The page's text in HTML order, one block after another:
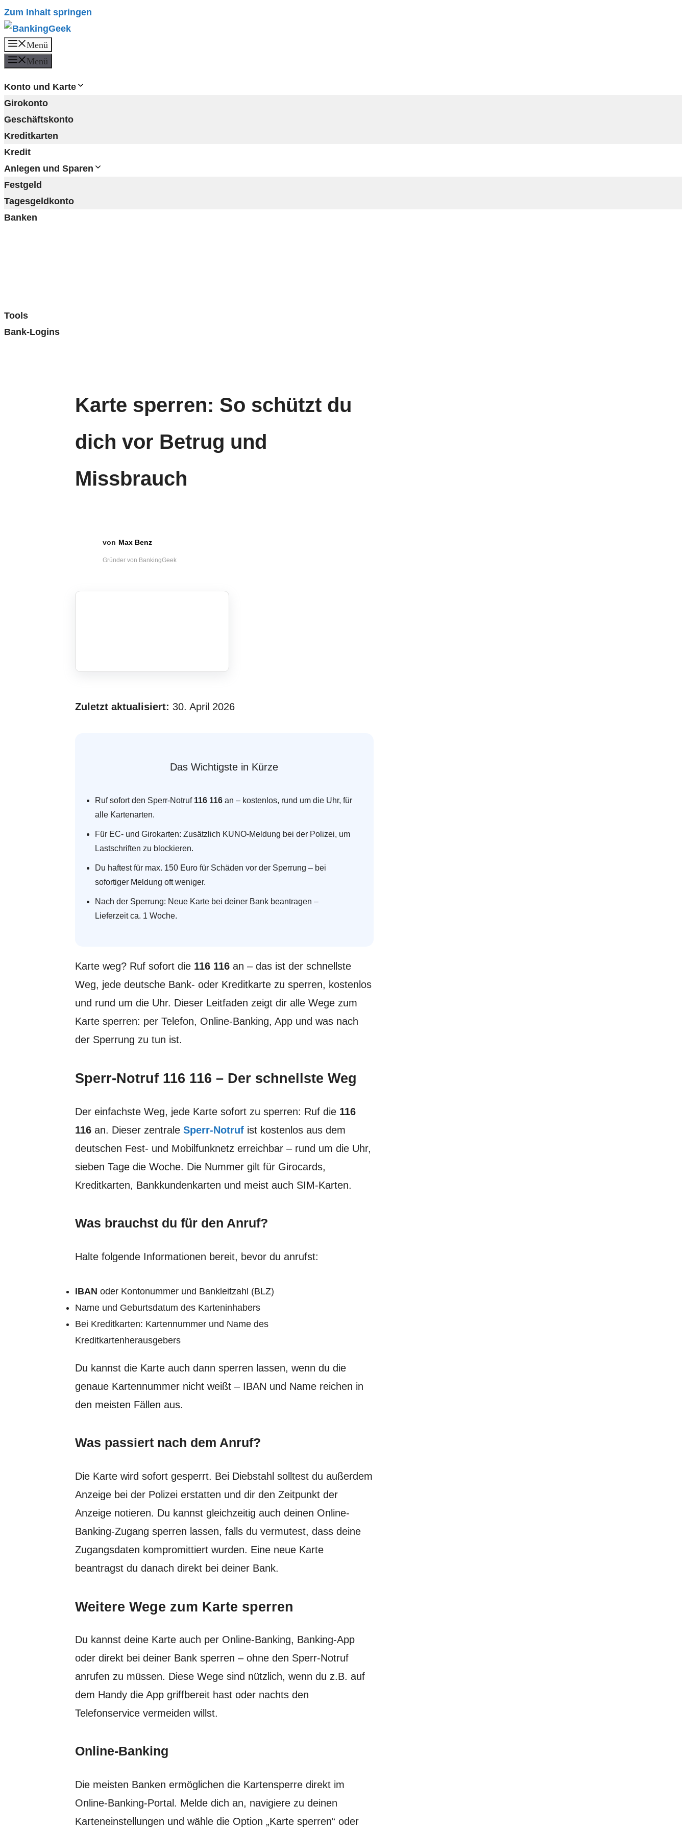
Zum Inhalt springen
Menü
Menü
Konto und Karte
Girokonto
Geschäftskonto
Kreditkarten
Kredit
Anlegen und Sparen
Festgeld
Tagesgeldkonto
Banken
Tools
Bank-Logins
Karte sperren: So schützt du
dich vor Betrug und
Missbrauch
Max Benz
Gründer von BankingGeek
Zuletzt aktualisiert: 30. April 2026
Das Wichtigste in Kürze
Ruf sofort den Sperr-Notruf 116 116 an – kostenlos, rund um die Uhr, für
alle Kartenarten.
Für EC- und Girokarten: Zusätzlich KUNO-Meldung bei der Polizei, um
Lastschriften zu blockieren.
Du haftest für max. 150 Euro für Schäden vor der Sperrung – bei
sofortiger Meldung oft weniger.
Nach der Sperrung: Neue Karte bei deiner Bank beantragen –
Lieferzeit ca. 1 Woche.
Karte weg? Ruf sofort die 116 116 an – das ist der schnellste
Weg, jede deutsche Bank- oder Kreditkarte zu sperren, kostenlos
und rund um die Uhr. Dieser Leitfaden zeigt dir alle Wege zum
Karte sperren: per Telefon, Online-Banking, App und was nach
der Sperrung zu tun ist.
Sperr-Notruf 116 116 – Der schnellste Weg
Der einfachste Weg, jede Karte sofort zu sperren: Ruf die 116
116 an. Dieser zentrale Sperr-Notruf ist kostenlos aus dem
deutschen Fest- und Mobilfunknetz erreichbar – rund um die Uhr,
sieben Tage die Woche. Die Nummer gilt für Girocards,
Kreditkarten, Bankkundenkarten und meist auch SIM-Karten.
Was brauchst du für den Anruf?
Halte folgende Informationen bereit, bevor du anrufst:
IBAN oder Kontonummer und Bankleitzahl (BLZ)
Name und Geburtsdatum des Karteninhabers
Bei Kreditkarten: Kartennummer und Name des
Kreditkartenherausgebers
Du kannst die Karte auch dann sperren lassen, wenn du die
genaue Kartennummer nicht weißt – IBAN und Name reichen in
den meisten Fällen aus.
Was passiert nach dem Anruf?
Die Karte wird sofort gesperrt. Bei Diebstahl solltest du außerdem
Anzeige bei der Polizei erstatten und dir den Zeitpunkt der
Anzeige notieren. Du kannst gleichzeitig auch deinen Online-
Banking-Zugang sperren lassen, falls du vermutest, dass deine
Zugangsdaten kompromittiert wurden. Eine neue Karte
beantragst du danach direkt bei deiner Bank.
Weitere Wege zum Karte sperren
Du kannst deine Karte auch per Online-Banking, Banking-App
oder direkt bei deiner Bank sperren – ohne den Sperr-Notruf
anrufen zu müssen. Diese Wege sind nützlich, wenn du z.B. auf
dem Handy die App griffbereit hast oder nachts den
Telefonservice vermeiden willst.
Online-Banking
Die meisten Banken ermöglichen die Kartensperre direkt im
Online-Banking-Portal. Melde dich an, navigiere zu deinen
Karteneinstellungen und wähle die Option „Karte sperren“ oder